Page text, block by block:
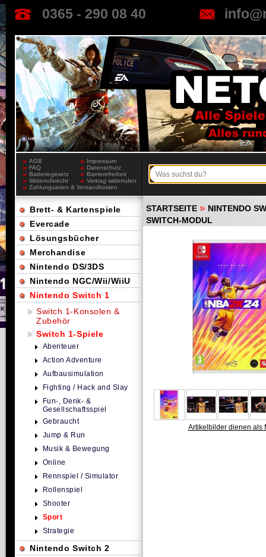
0365 - 290 08 40
AGB
Impressum
FAQ
Datenschutz
Batteriegesetz
Barrierefreiheit
Widerrufsrecht
Vertrag widerrufen
Zahlungsarten & Versandkosten
STARTSEITE » NINTENDO
SWITCH-MODUL
Artikelbilder dienen als
Brett- & Kartenspiele
Evercade
Lösungsbücher
Merchandise
Nintendo DS/3DS
Nintendo NGC/Wii/WiiU
Nintendo Switch 1
Switch 1-Konsolen &
Zubehör
Switch 1-Spiele
Abenteuer
Action Adventure
Aufbausimulation
Fighting / Hack and Slay
Fun-, Denk- &
Gesellschaftsspiel
Gebraucht
Jump & Run
Musik & Bewegung
Online
Rennspiel / Simulator
Rollenspiel
Shooter
Sport
Strategie
Nintendo Switch 2